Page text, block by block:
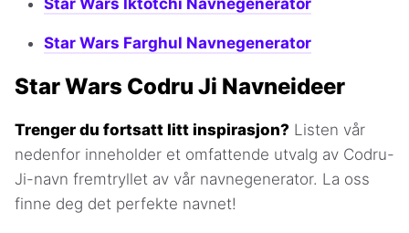
Star Wars Iktotchi Navnegenerator
Star Wars Farghul Navnegenerator
Star Wars Codru Ji Navneideer
Trenger du fortsatt litt inspirasjon? Listen vår
nedenfor inneholder et omfattende utvalg av Codru-
Ji-navn fremtryllet av vår navnegenerator. La oss
finne deg det perfekte navnet!